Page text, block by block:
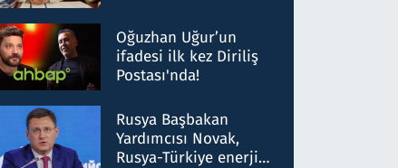
Oğuzhan Uğur’un
ifadesi ilk kez Diriliş
Postası'nda!
Rusya Başbakan
Yardımcısı Novak,
Rusya-Türkiye enerji